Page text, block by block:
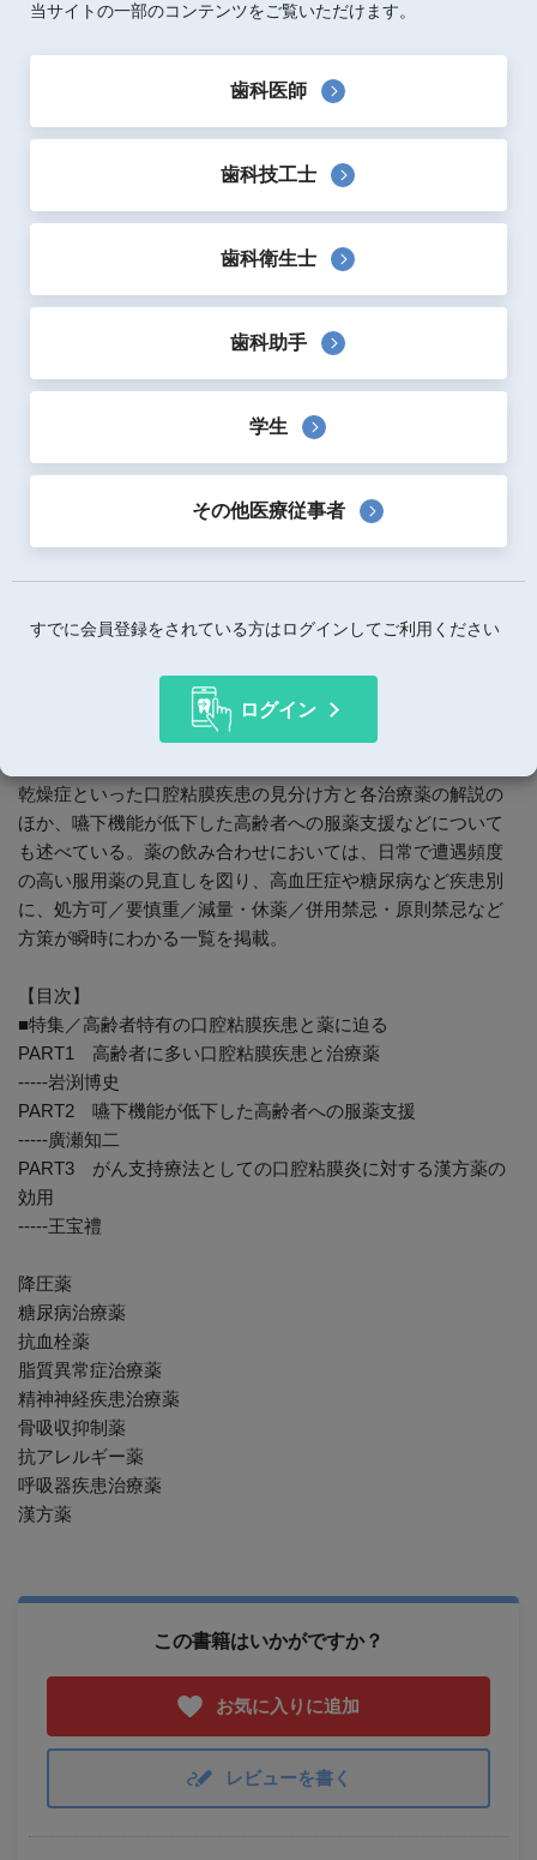
朝波惣一郎・王宝禮・矢郷香
編著：朝波惣一郎・王宝禮・矢郷香
特集では「高齢者特有の口腔粘膜疾患と薬に迫る」と題し、
乾燥症といった口腔粘膜疾患の見分け方と各治療薬の解説の
ほか、嚥下機能が低下した高齢者への服薬支援などについて
も述べている。薬の飲み合わせにおいては、日常で遭遇頻度
の高い服用薬の見直しを図り、高血圧症や糖尿病など疾患別
に、処方可／要慎重／減量・休薬／併用禁忌・原則禁忌など
方策が瞬時にわかる一覧を掲載。
【目次】
■特集／高齢者特有の口腔粘膜疾患と薬に迫る
PART1 高齢者に多い口腔粘膜疾患と治療薬
-----岩渕博史
PART2 嚥下機能が低下した高齢者への服薬支援
-----廣瀬知二
PART3 がん支持療法としての口腔粘膜炎に対する漢方薬の
効用
-----王宝禮
降圧薬
糖尿病治療薬
抗血栓薬
脂質異常症治療薬
精神神経疾患治療薬
骨吸収抑制薬
抗アレルギー薬
呼吸器疾患治療薬
漢方薬
この書籍はいかがですか？
お気に入りに追加
レビューを書く
当サイトの一部のコンテンツをご覧いただけます。
歯科医師
歯科技工士
歯科衛生士
歯科助手
学生
その他医療従事者
すでに会員登録をされている方はログインしてご利用ください
ログイン